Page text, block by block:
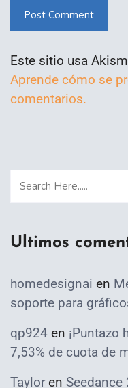
Post Comment
Este sitio usa
Aprende cómo se
comentarios.
Ultimos
homedesignai en
soporte para
qp924 en ¡Puntazo
7,53% de cuota de
Taylor en Seedance